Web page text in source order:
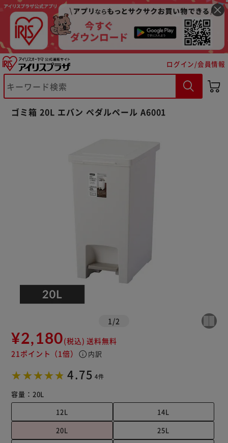
ログイン/会員情報
ゴミ箱 20L エバン ペダルペール A6001
1 /2
¥2,180(税込) 送料無料
21ポイント （1倍） info 内訳
4.75 4件
容量： 20L
12L
14L
20L
25L
※ご確認ください